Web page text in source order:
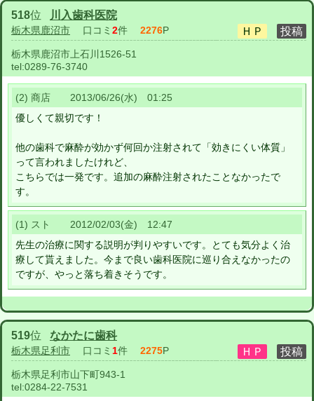
518位 川入歯科医院
栃木県鹿沼市 口コミ 2件 2276P
栃木県鹿沼市上石川1526-51
tel:0289-76-3740
(2) 商店 2013/06/26(水) 01:25
優しくて親切です！
他の歯科で麻酔が効かず何回か注射されて「効きにくい体質」
って言われましたけれど、
こちらでは一発です。追加の麻酔注射されたことなかったで
す。
(1) スト 2012/02/03(金) 12:47
先生の治療に関する説明が判りやすいです。とても気分よく治
療して貰えました。今まで良い歯科医院に巡り合えなかったの
ですが、やっと落ち着きそうです。
519位 なかたに歯科
栃木県足利市 口コミ 1件 2275P
栃木県足利市山下町943-1
tel:0284-22-7531